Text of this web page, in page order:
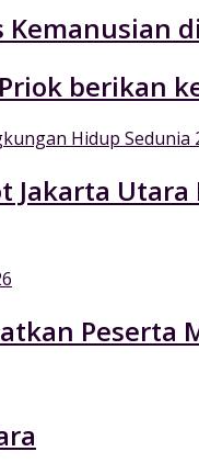
berikan
Jakarta
Peserta